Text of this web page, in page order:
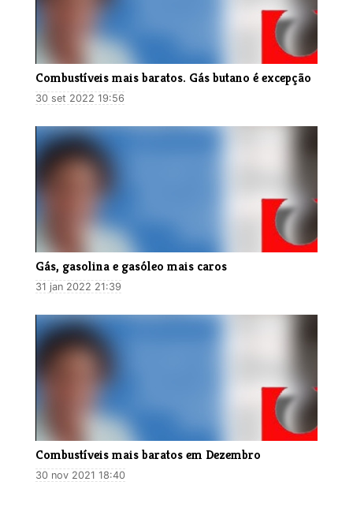
Combustíveis mais baratos. Gás butano é excepção
30 set 2022 19:56
Gás, gasolina e gasóleo mais caros
31 jan 2022 21:39
Combustíveis mais baratos em Dezembro
30 nov 2021 18:40